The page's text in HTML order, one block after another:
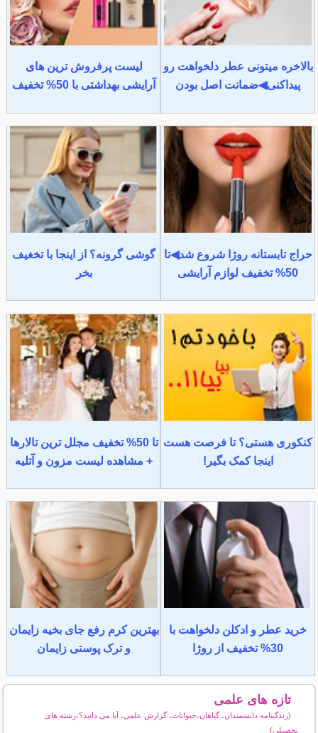
بالاخره میتونی عطر دلخواهت رو
پیداکنی◀ضمانت اصل بودن
لیست پرفروش ترین های
آرایشی بهداشتی با 50% تخفیف
حراج تابستانه روژا شروع شد◀تا
50% تخفیف لوازم آرایشی
گوشی گرونه؟ از اینجا با تخغیف
بخر
کنکوری هستی؟ تا فرصت هست
اینجا کمک بگیر!
تا 50% تخفیف مجلل ترین تالارها
+ مشاهده لیست مزون و آتلیه
خرید عطر و ادکلن دلخواهت با
30% تخفیف از روژا
بهترین کرم رفع جای بخیه زایمان
و ترک پوستی زایمان
تازه های علمی
(زندگینامه دانشمندان، گیاهان،حیوانات، گزارش علمی، آیا می دانید؟،رشته های
تحصیلی)